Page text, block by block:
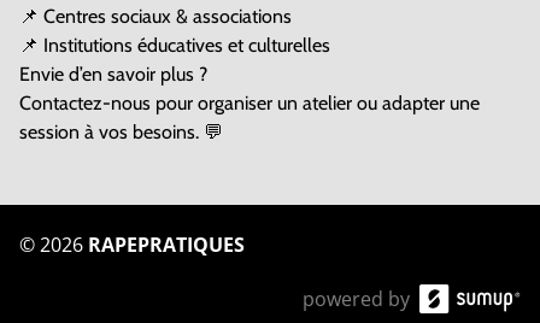
📌 Centres sociaux & associations
📌 Institutions éducatives et culturelles
Envie d’en savoir plus ?
Contactez-nous pour organiser un atelier ou adapter une
session à vos besoins. 💬
©2026 RAPEPRATIQUES
powered by